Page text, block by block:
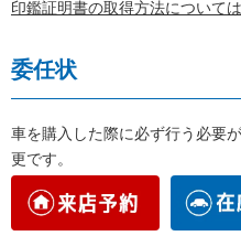
印鑑証明書の取得方法について
委任状
車を購入した際に必ず行う必要
更です。
これらの手続きは個人でも行え